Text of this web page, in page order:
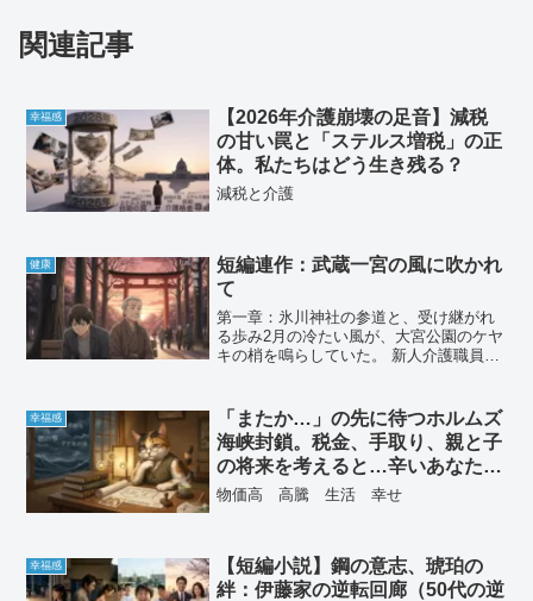
関連記事
幸福感
【2026年介護崩壊の足音】減税
の甘い罠と「ステルス増税」の正
体。私たちはどう生き残る？
減税と介護
健康
短編連作：武蔵一宮の風に吹かれ
て
第一章：氷川神社の参道と、受け継がれ
る歩み2月の冷たい風が、大宮公園のケヤ
キの梢を鳴らしていた。 新人介護職員の
心が折れかかっていた。薬の配分ミス、
利用者からの拒絶。自...
幸福感
「またか…」の先に待つホルムズ
海峡封鎖。税金、手取り、親と子
の将来を考えると…辛いあなたへ
の処方箋
物価高 高騰 生活 幸せ
幸福感
【短編小説】鋼の意志、琥珀の
絆：伊藤家の逆転回廊（50代の逆